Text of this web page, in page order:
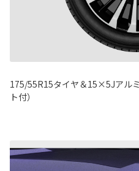
175/55R15タイヤ＆15×5Jアル
ト付）